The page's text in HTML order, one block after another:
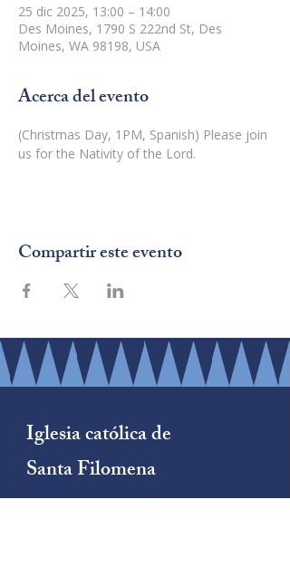
25 dic 2025, 13:00 – 14:00
Des Moines, 1790 S 222nd St, Des
Moines, WA 98198, USA
Acerca del evento
(Christmas Day, 1PM, Spanish) Please join
us for the Nativity of the Lord.
Compartir este evento
Iglesia católica de
Santa Filomena